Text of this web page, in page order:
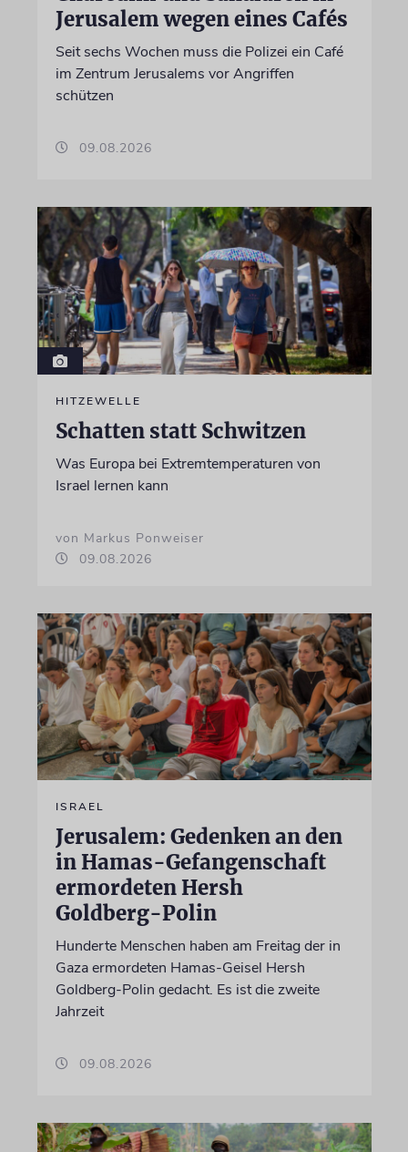
Jerusalem wegen eines Cafés
Seit sechs Wochen muss die Polizei ein Café
im Zentrum Jerusalems vor Angriffen
schützen
09.08.2026
HITZEWELLE
Schatten statt Schwitzen
Was Europa bei Extremtemperaturen von
Israel lernen kann
von Markus Ponweiser
09.08.2026
ISRAEL
Jerusalem: Gedenken an den
in Hamas-Gefangenschaft
ermordeten Hersh
Goldberg-Polin
Hunderte Menschen haben am Freitag der in
Gaza ermordeten Hamas-Geisel Hersh
Goldberg-Polin gedacht. Es ist die zweite
Jahrzeit
09.08.2026